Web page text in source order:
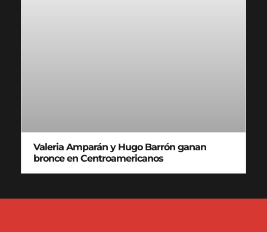
Valeria Amparán y Hugo Barrón ganan
bronce en Centroamericanos